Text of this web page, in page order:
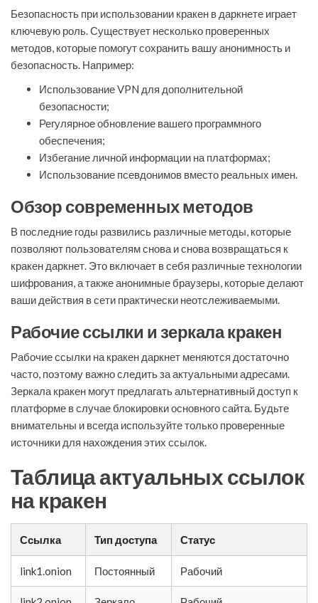
Безопасность при использовании кракен в даркнете играет
ключевую роль. Существует несколько проверенных
методов, которые помогут сохранить вашу анонимность и
безопасность. Например:
Использование VPN для дополнительной
безопасности;
Регулярное обновление вашего программного
обеспечения;
Избегание личной информации на платформах;
Использование псевдонимов вместо реальных имен.
Обзор современных методов
В последние годы развились различные методы, которые
позволяют пользователям снова и снова возвращаться к
кракен даркнет. Это включает в себя различные технологии
шифрования, а также анонимные браузеры, которые делают
ваши действия в сети практически неотслеживаемыми.
Рабочие ссылки и зеркала кракен
Рабочие ссылки на кракен даркнет меняются достаточно
часто, поэтому важно следить за актуальными адресами.
Зеркала кракен могут предлагать альтернативный доступ к
платформе в случае блокировки основного сайта. Будьте
внимательны и всегда используйте только проверенные
источники для нахождения этих ссылок.
Таблица актуальных ссылок
на кракен
Ссылка Тип доступа Статус
link1.onion Постоянный Рабочий